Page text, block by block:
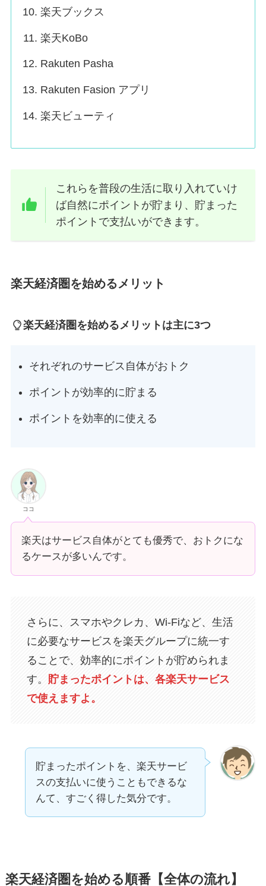
楽天ブックス
楽天KoBo
Rakuten Pasha
Rakuten Fasion アプリ
楽天ビューティ
これらを普段の生活に取り入れていけ
ば自然にポイントが貯まり、貯まった
ポイントで支払いができます。
楽天経済圏を始めるメリット
楽天経済圏を始めるメリットは主に3つ
それぞれのサービス自体がおトク
ポイントが効率的に貯まる
ポイントを効率的に使える
ココ
楽天はサービス自体がとても優秀で、おトクにな
るケースが多いんです。
さらに、スマホやクレカ、Wi-Fiなど、生活
に必要なサービスを楽天グループに統一す
ることで、効率的にポイントが貯められま
す。 貯まったポイントは、各楽天サービス
で使えますよ。
貯まったポイントを、楽天サービ
スの支払いに使うこともできるな
んて、すごく得した気分です。
楽天経済圏を始める順番【全体の流れ】